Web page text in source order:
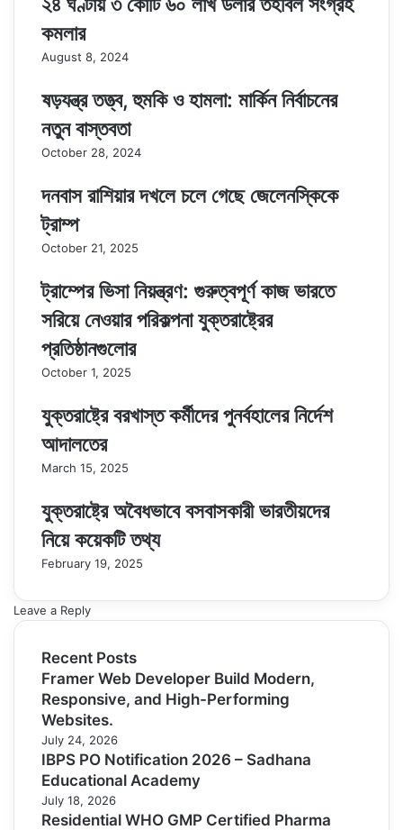
কমলার
August 8, 2024
ষড়যন্ত্র তত্ত্ব, হুমকি ও হামলা: মার্কিন নির্বাচনের
নতুন বাস্তবতা
October 28, 2024
দনবাস রাশিয়ার দখলে চলে গেছে জেলেনস্কিকে
ট্রাম্প
October 21, 2025
ট্রাম্পের ভিসা নিয়ন্ত্রণ: গুরুত্বপূর্ণ কাজ ভারতে
সরিয়ে নেওয়ার পরিকল্পনা যুক্তরাষ্ট্রের
প্রতিষ্ঠানগুলোর
October 1, 2025
যুক্তরাষ্ট্রে বরখাস্ত কর্মীদের পুনর্বহালের নির্দেশ
আদালতের
March 15, 2025
যুক্তরাষ্ট্রে অবৈধভাবে বসবাসকারী ভারতীয়দের
নিয়ে কয়েকটি তথ্য
February 19, 2025
Leave a Reply
Recent Posts
Framer Web Developer Build Modern,
Responsive, and High-Performing
Websites.
July 24, 2026
IBPS PO Notification 2026 – Sadhana
Educational Academy
July 18, 2026
Residential WHO GMP Certified Pharma